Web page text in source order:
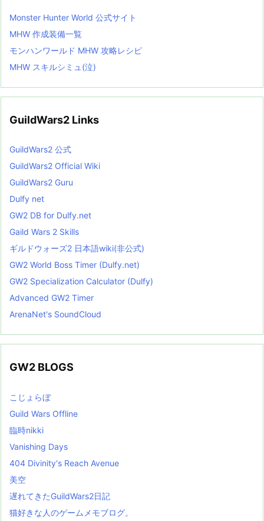
Monster Hunter World 公式サイト
MHW 作成装備一覧
モンハンワールド MHW 攻略レシピ
MHW スキルシミュ(泣)
GuildWars2 Links
GuildWars2 公式
GuildWars2 Official Wiki
GuildWars2 Guru
Dulfy net
GW2 DB for Dulfy.net
Gaild Wars 2 Skills
ギルドウォーズ2 日本語wiki(非公式)
GW2 World Boss Timer (Dulfy.net)
GW2 Specialization Calculator (Dulfy)
Advanced GW2 Timer
ArenaNet's SoundCloud
GW2 BLOGS
こじょらぼ
Guild Wars Offline
臨時nikki
Vanishing Days
404 Divinity's Reach Avenue
美空
遅れてきたGuildWars2日記
猫好きな人のゲームメモブログ。